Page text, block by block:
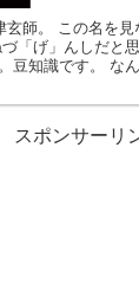
師。 この名を見
「げ」んしだと
豆知識です。 な
スポンサーリ